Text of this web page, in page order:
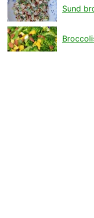
Sund